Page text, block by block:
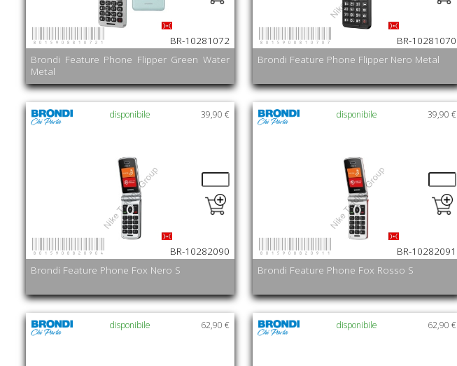
Brondi Feature Phone Flipper Green Water
Metal
BR-10281072
8015908810721
Brondi Feature Phone Flipper Nero Metal
BR-10281070
8015908810707
39,90 €
Brondi Feature Phone Fox Nero S
disponibile
BR-10282090
8015908820904
39,90 €
Brondi Feature Phone Fox Rosso S
disponibile
BR-10282091
8015908820911
62,90 €
disponibile 62,90 €
disponibile